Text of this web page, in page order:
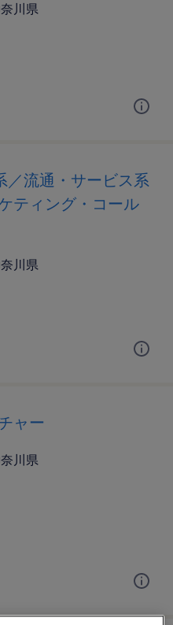
川県
流通・サービス系
ティング・コール
川県
ャー
川県